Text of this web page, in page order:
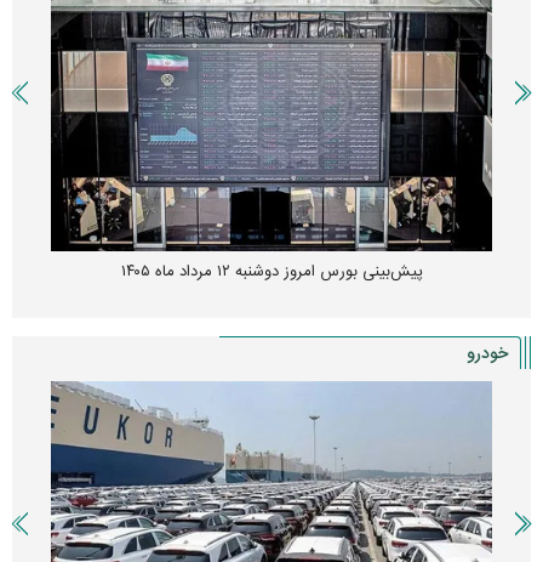
پیش‌بینی بورس امروز دوشنبه ۱۲ مرداد ماه ۱۴۰۵
خودرو